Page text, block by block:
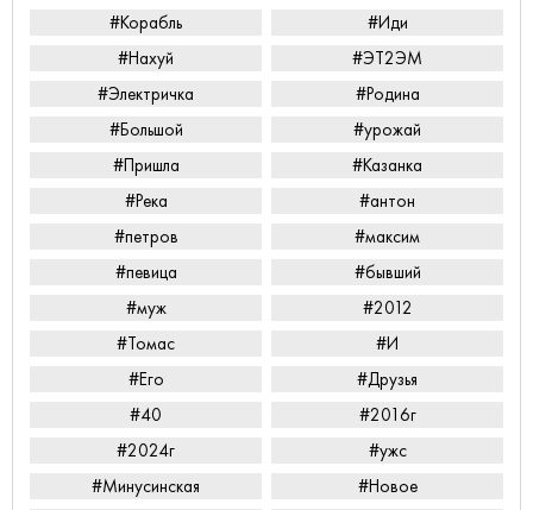
#Корабль
#Иди
#Нахуй
#ЭТ2ЭМ
#Электричка
#Родина
#Большой
#урожай
#Пришла
#Казанка
#Река
#антон
#петров
#максим
#певица
#бывший
#муж
#2012
#Томас
#И
#Его
#Друзья
#40
#2016г
#2024г
#ужс
#Минусинская
#Новое